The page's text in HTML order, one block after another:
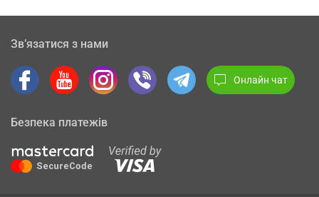
Зв’язатися з нами
Онлайн чат
Безпека платежів